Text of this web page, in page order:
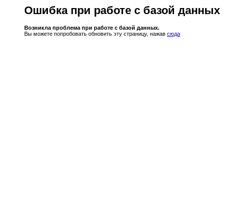
Ошибка при работе с базой данных
Возникла проблема при работе с базой данных.
Вы можете попробовать обновить эту страницу, нажав сюда